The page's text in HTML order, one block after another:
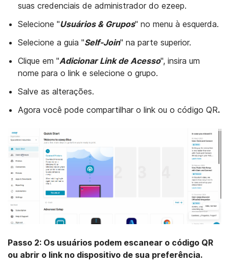
suas credenciais de administrador do ezeep.
Selecione "Usuários & Grupos" no menu à esquerda.
Selecione a guia "Self-Join" na parte superior.
Clique em "Adicionar Link de Acesso", insira um
nome para o link e selecione o grupo.
Salve as alterações.
Agora você pode compartilhar o link ou o código QR.
Passo 2: Os usuários podem escanear o código QR
ou abrir o link no dispositivo de sua preferência.